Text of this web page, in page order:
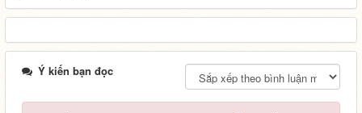
Ý kiến bạn đọc